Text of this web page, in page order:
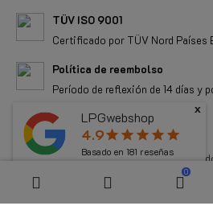
0
TÜV ISO 9001
Certificado por TÜV Nord Países
Política de reembolso
Período de reflexión de 14 días y
ALL RIGHTS RESERVED
Copyright 2026 LPGwebshop.com -
LPGwebshop
4.9star star star star star
Basado en 181 reseñas
x